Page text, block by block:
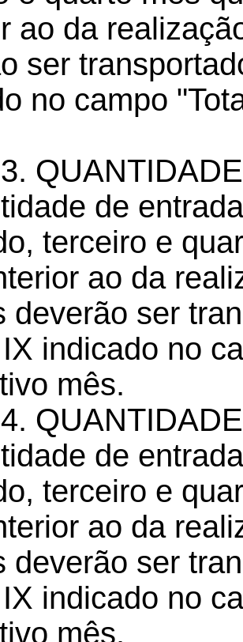
ao da
ser
no campo
de
terceiro e
ao da
deverão ser
indicado no
mês.
de
terceiro e
ao da
deverão ser
indicado no
mês.